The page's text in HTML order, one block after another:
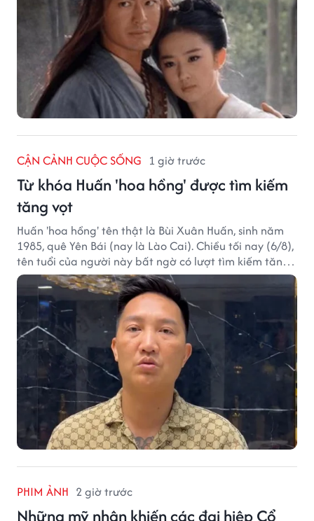
CẬN CẢNH CUỘC SỐNG 1 giờ trước
Từ khóa Huấn 'hoa hồng' được tìm kiếm
tăng vọt
Huấn 'hoa hồng' tên thật là Bùi Xuân Huấn, sinh năm
1985, quê Yên Bái (nay là Lào Cai). Chiều tối nay (6/8),
tên tuổi của người này bất ngờ có lượt tìm kiếm tăng
vọt.
PHIM ẢNH 2 giờ trước
Những mỹ nhân khiến các đại hiệp Cổ